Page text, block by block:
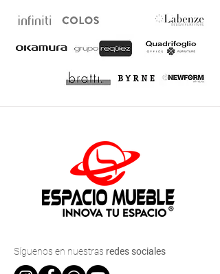
Síguenos en nuestras redes sociales